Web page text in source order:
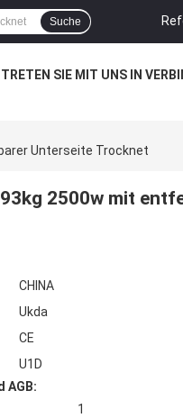
Suche
TRETEN SIE MIT UNS IN
Unterseite Trocknet
2500w mit
CHINA
Ukda
CE
U1D
AGB:
1